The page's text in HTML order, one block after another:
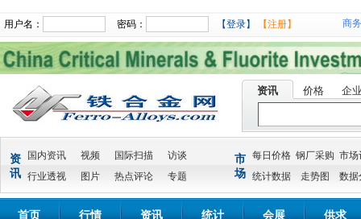
用户名： 密码： 【登录】 【注册】 商
资讯 价格 企
资
讯
国内资讯 视频 国际扫描
访谈
行业透视
图片 热点评论 专题
市
场
每日价格 钢厂采购 市场
统计数据
走势图 数据
首页 行情 资讯 统计 会展 供求